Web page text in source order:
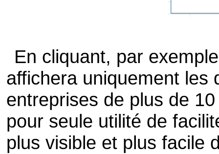
En cliquant, par
affichera uniquement les
entreprises de plus de
pour seule utilité de
plus visible et plus facile